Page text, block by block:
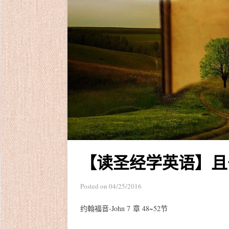
【读圣经学英语】
Posted on 04/25/2016
约翰福音-John 7 章 48~52节